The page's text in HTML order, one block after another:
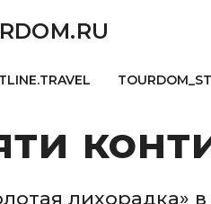
лихорадка»